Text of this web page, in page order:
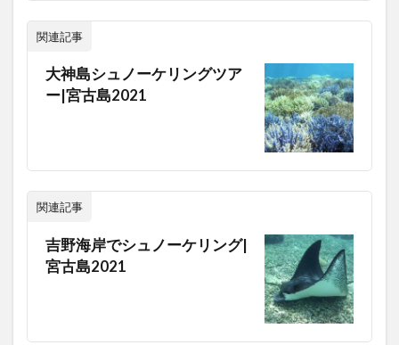
関連記事
大神島シュノーケリングツア
ー|宮古島2021
関連記事
吉野海岸でシュノーケリング|
宮古島2021